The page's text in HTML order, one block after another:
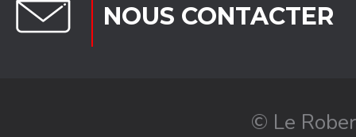
NOUS CONTACTER
© Le